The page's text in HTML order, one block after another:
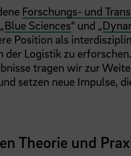
Forschungs- und
Blue Sciences“ und „
Position als
Logistik zu
tragen wir zur
setzen neue Impulse,
Theorie und